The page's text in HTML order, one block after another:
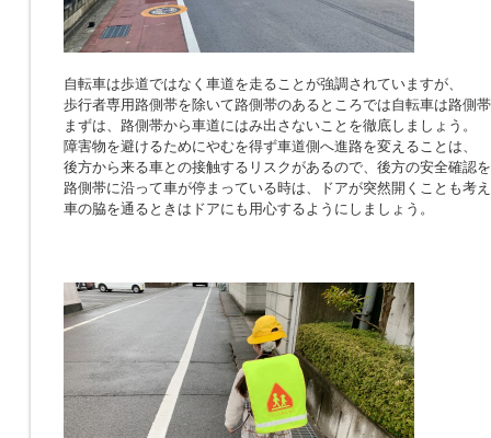
自転車は歩道ではなく車道を走ることが強調されていますが、
歩行者専用路側帯を除いて路側帯のあるところでは自転車は路側
まずは、路側帯から車道にはみ出さないことを徹底しましょう。
障害物を避けるためにやむを得ず車道側へ進路を変えることは、
後方から来る車との接触するリスクがあるので、後方の安全確認
路側帯に沿って車が停まっている時は、ドアが突然開くことも考
車の脇を通るときはドアにも用心するようにしましょう。